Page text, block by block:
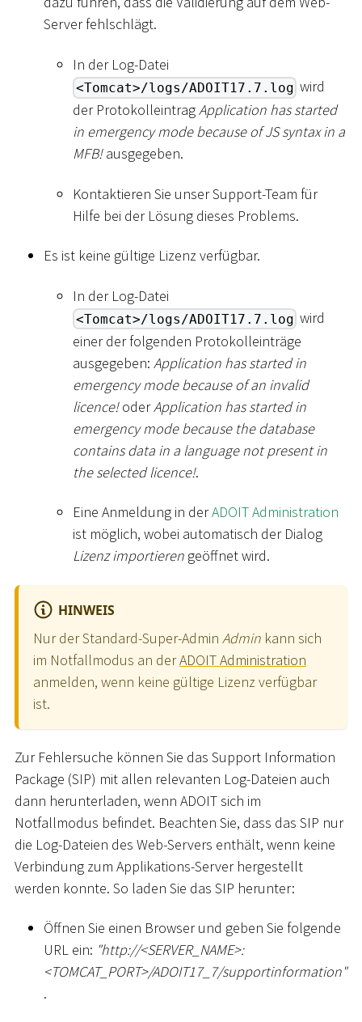
Server fehlschlägt.
In der Log-Datei
<Tomcat>/logs/ADOIT17.7.log wird
der ProtokolleintragApplication has started
in emergency mode because of JS syntax in a
MFB!ausgegeben.
Kontaktieren Sie unser Support-Team für
Hilfe bei der Lösung dieses Problems.
Es ist keine gültige Lizenz verfügbar.
In der Log-Datei
<Tomcat>/logs/ADOIT17.7.log wird
einer der folgenden Protokolleinträge
ausgegeben: Application has started in
emergency mode because of an invalid
licence!oderApplication has started in
emergency mode because the database
contains data in a language not present in
the selected licence!.
Eine Anmeldung in derADOIT Administration
ist möglich, wobei automatisch der Dialog
Lizenz importieren geöffnet wird.
HINWEIS
Nur der Standard-Super-Admin Admin kann sich
im Notfallmodus an derADOIT Administration
anmelden, wenn keine gültige Lizenz verfügbar
ist.
Zur Fehlersuche können Sie das Support Information
Package (SIP) mit allen relevanten Log-Dateien auch
dann herunterladen, wenn ADOIT sich im
Notfallmodus befindet. Beachten Sie, dass das SIP nur
die Log-Dateien des Web-Servers enthält, wenn keine
Verbindung zum Applikations-Server hergestellt
werden konnte. So laden Sie das SIP herunter:
Öffnen Sie einen Browser und geben Sie folgende
URL ein: "http://<SERVER_NAME>:
<TOMCAT_PORT>/ADOIT17_7/supportinformation"
.